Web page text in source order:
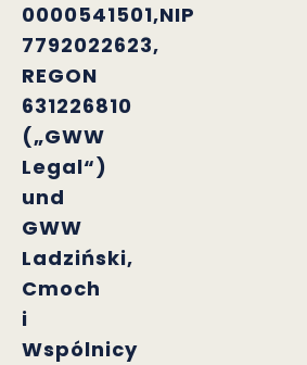
0000541501,NIP
7792022623,
REGON
631226810
(„GWW
Legal“)
und
GWW
Ladziński,
Cmoch
i
Wspólnicy